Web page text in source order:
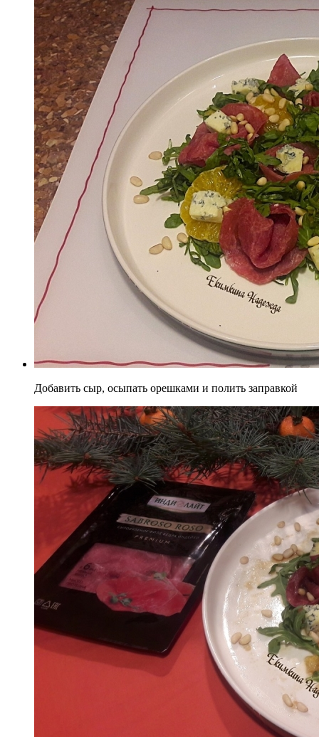
Добавить сыр, осыпать орешками и полить заправкой